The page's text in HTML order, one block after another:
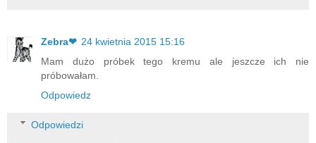
Zebra❤ 24 kwietnia 2015 15:16
Mam dużo próbek tego kremu ale jeszcze ich nie
próbowałam.
Odpowiedz
Odpowiedzi